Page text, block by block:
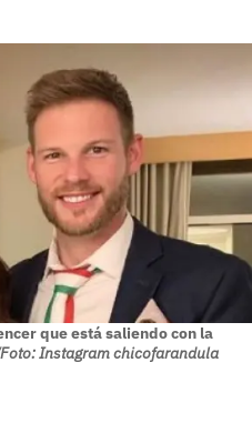
que está saliendo con la
Instagram chicofarandula